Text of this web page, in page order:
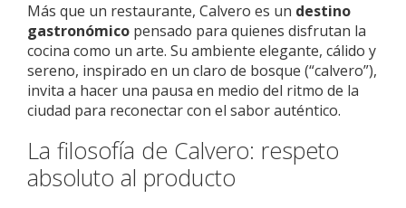
Más que un restaurante, Calvero es un destino
gastronómico pensado para quienes disfrutan la
cocina como un arte. Su ambiente elegante, cálido y
sereno, inspirado en un claro de bosque (“calvero”),
invita a hacer una pausa en medio del ritmo de la
ciudad para reconectar con el sabor auténtico.
La filosofía de Calvero: respeto
absoluto al producto